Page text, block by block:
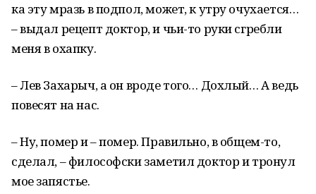
ка эту мразь в подпол, может, к утру очухается…
– выдал рецепт доктор, и чьи-то руки сгребли
меня в охапку.
– Лев Захарыч, а он вроде того… Дохлый… А ведь
повесят на нас.
– Ну, помер и – помер. Правильно, в общем-то,
сделал, – философски заметил доктор и тронул
мое запястье.